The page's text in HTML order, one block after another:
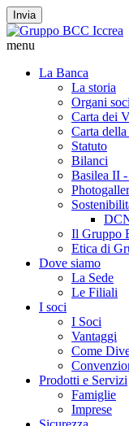
Invia
menu
La Banca
La storia
Organi
Carta dei
Carta
Statuto
Bilanci
Basilea II
Il Gruppo
Etica di
Dove siamo
La Sede
Le Filiali
I soci
I Soci
Vantaggi
Come
Prodotti e Servizi
Famiglie
Imprese